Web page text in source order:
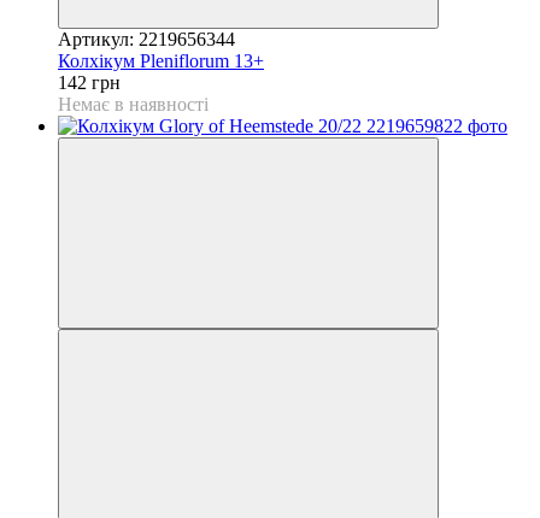
Артикул: 2219656344
Колхікум Pleniflorum 13+
142 грн
Немає в наявності